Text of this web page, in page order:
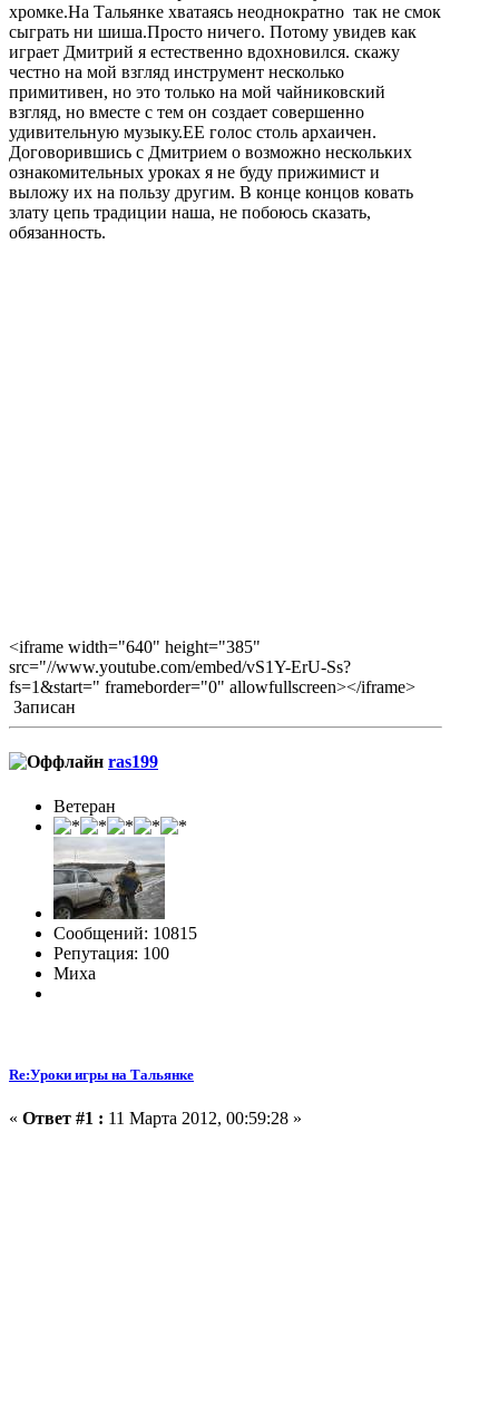
хромке.На Тальянке хватаясь неоднократно так не смок
сыграть ни шиша.Просто ничего. Потому увидев как
играет Дмитрий я естественно вдохновился. скажу
честно на мой взгляд инструмент несколько
примитивен, но это только на мой чайниковский
взгляд, но вместе с тем он создает совершенно
удивительную музыку.ЕЕ голос столь архаичен.
Договорившись с Дмитрием о возможно нескольких
ознакомительных уроках я не буду прижимист и
выложу их на пользу другим. В конце концов ковать
злату цепь традиции наша, не побоюсь сказать,
обязанность.
<iframe width="640" height="385"
src="//www.youtube.com/embed/vS1Y-ErU-Ss?
fs=1&start=" frameborder="0" allowfullscreen></iframe>
Записан
ras199
Ветеран
Сообщений: 10815
Репутация: 100
Миха
Re:Уроки игры на Тальянке
« Ответ #1 : 11 Марта 2012, 00:59:28 »